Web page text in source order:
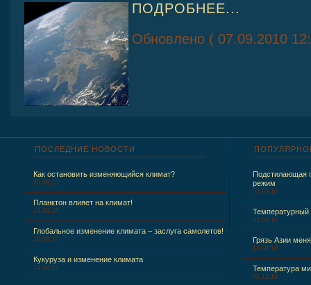
ПОДРОБНЕЕ...
Обновлено ( 07.09.2010
ПОСЛЕДНИЕ НОВОСТИ
Как остановить изменяющийся климат?
30.09.15
Планктон влияет на климат!
14.09.15
Глобальное изменение климата – заслуга самолетов!
30.08.15
Кукуруза и изменение климата
14.08.15
Подстилающая
режим
03.09.10
03.09.10
Грязь Азии
14.04.14
Температура
08.12.10